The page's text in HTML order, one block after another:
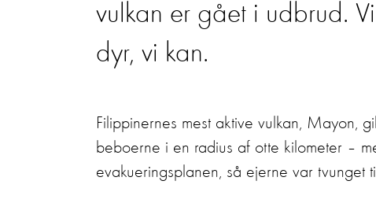
vulkan er gået i udbrud.
dyr, vi kan.
Filippinernes mest aktive vulkan, Mayon,
beboerne i en radius af otte kilometer –
evakueringsplanen, så ejerne var tvunget